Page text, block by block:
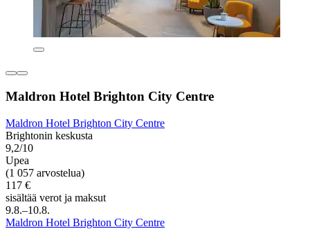
Maldron Hotel Brighton City Centre
Maldron Hotel Brighton City Centre
Brightonin keskusta
9,2/10
Upea
(1 057 arvostelua)
117 €
sisältää verot ja maksut
9.8.–10.8.
Maldron Hotel Brighton City Centre